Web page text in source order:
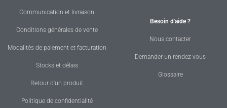
Communication et livraison
Conditions générales de vente
Modalités de paiement et facturation
Stocks et délais
Retour d'un produit
Politique de confidentialité
Besoin d'aide ?
Nous contacter
Demander un rendez-vous
Glossaire